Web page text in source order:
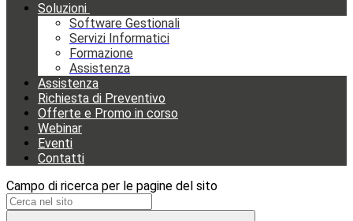
Soluzioni
Software Gestionali
Servizi Informatici
Formazione
Assistenza
Assistenza
Richiesta di Preventivo
Offerte e Promo in corso
Webinar
Eventi
Contatti
Campo di ricerca per le pagine del sito